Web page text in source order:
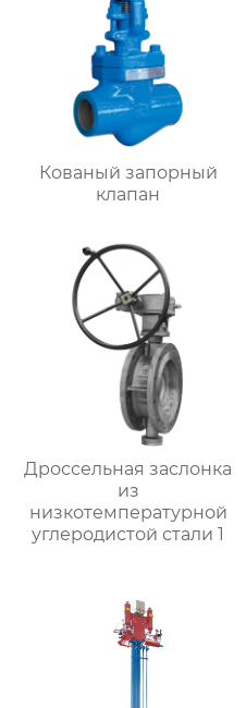
Кованый запорный
клапан
Дроссельная заслонка
из
низкотемпературной
углеродистой стали 1